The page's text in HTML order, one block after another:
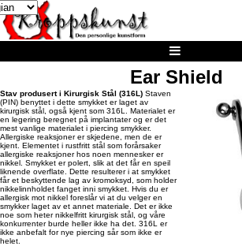
Ear Shield
Stav produsert i Kirurgisk Stål (316L) Staven
(PIN) benyttet i dette smykket er laget av
kirurgisk stål, også kjent som 316L. Materialet er
en legering beregnet på implantater og er det
mest vanlige materialet i piercing smykker.
Allergiske reaksjoner er skjedene, men de er
kjent. Elementet i rustfritt stål som forårsaker
allergiske reaksjoner hos noen mennesker er
nikkel. Smykket er polert, slik at det får en speil
liknende overflate. Dette resulterer i at smykket
får et beskyttende lag av kromoksyd, som holder
nikkelinnholdet fanget inni smykket. Hvis du er
allergisk mot nikkel foreslår vi at du velger en
smykker laget av et annet materiale. Det er ikke
noe som heter nikkelfritt kirurgisk stål, og våre
konkurrenter burde heller ikke ha det. 316L er
ikke anbefalt for nye piercing sår som ikke er
helet.